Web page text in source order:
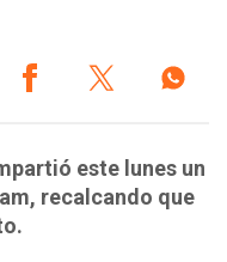
este lunes un
recalcando que